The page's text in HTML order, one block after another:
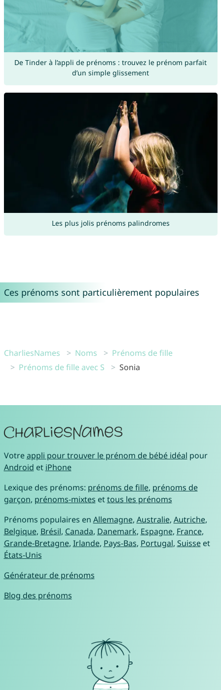
De Tinder à l’appli de prénoms : trouvez le prénom parfait
d’un simple glissement
Les plus jolis prénoms palindromes
Ces prénoms sont particulièrement populaires
CharliesNames Noms
Prénoms de fille
Prénoms de fille avec S
Sonia
Votreappli pour trouver le prénom de bébé idéal pour
Android et iPhone
Lexique des prénoms: prénoms de fille, prénoms de
garçon, prénoms-mixtes ettous les prénoms
Prénoms populaires en Allemagne, Australie, Autriche,
Belgique, Brésil, Canada, Danemark, Espagne, France,
Grande-Bretagne, Irlande, Pays-Bas, Portugal, Suisseet
États-Unis
Générateur de prénoms
Blog des prénoms